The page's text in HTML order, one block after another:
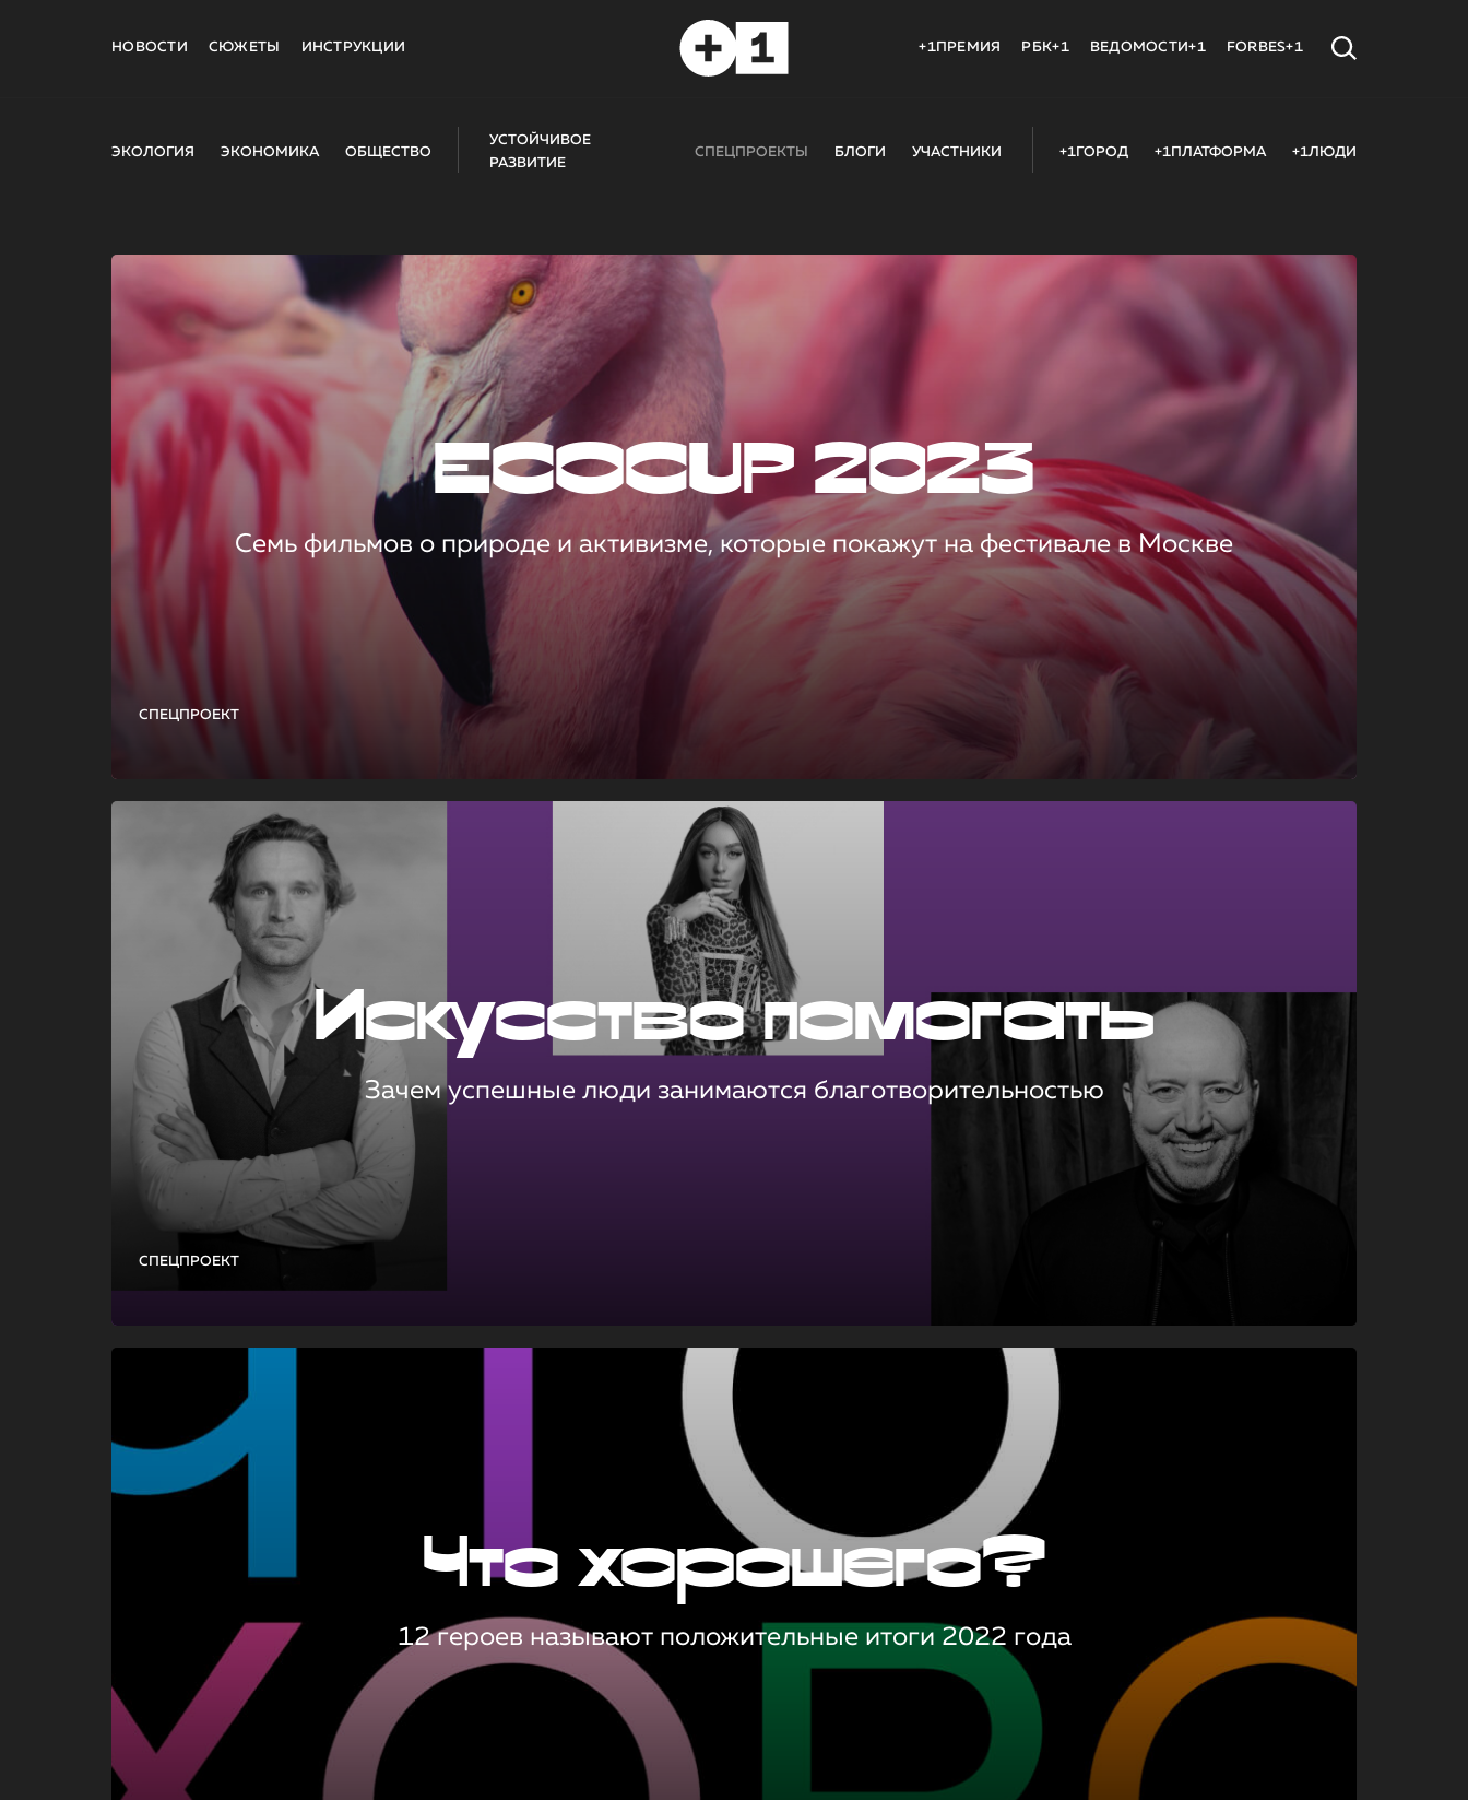
НОВОСТИ СЮЖЕТЫ ИНСТРУКЦИИ +1ПРЕМИЯ РБК+1 ВЕДОМОСТИ+1 FORBES+1
ЭКОЛОГИЯ ЭКОНОМИКА ОБЩЕСТВО
УСТОЙЧИВОЕ
РАЗВИТИЕ
СПЕЦПРОЕКТЫ БЛОГИ УЧАСТНИКИ +1ГОРОД +1ПЛАТФОРМА +1ЛЮДИ
СПЕЦПРОЕКТ
ECOCUP 2023
Семь фильмов о природе и активизме, которые покажут на фестивале в Москве
СПЕЦПРОЕКТ
Искусство помогать
Зачем успешные люди занимаются благотворительностью
Что хорошего?
12 героев называют положительные итоги 2022 года